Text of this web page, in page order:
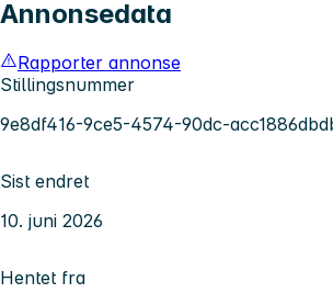
Annonsedata
Rapporter annonse
Stillingsnummer
9e8df416-9ce5-4574-90dc-
Sist endret
10. juni 2026
Hentet fra